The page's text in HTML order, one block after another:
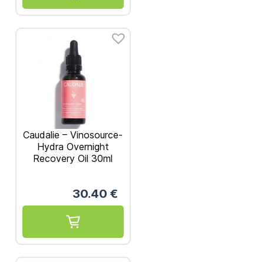
Caudalie – Vinosource-
Hydra Overnight
Recovery Oil 30ml
30.40 €